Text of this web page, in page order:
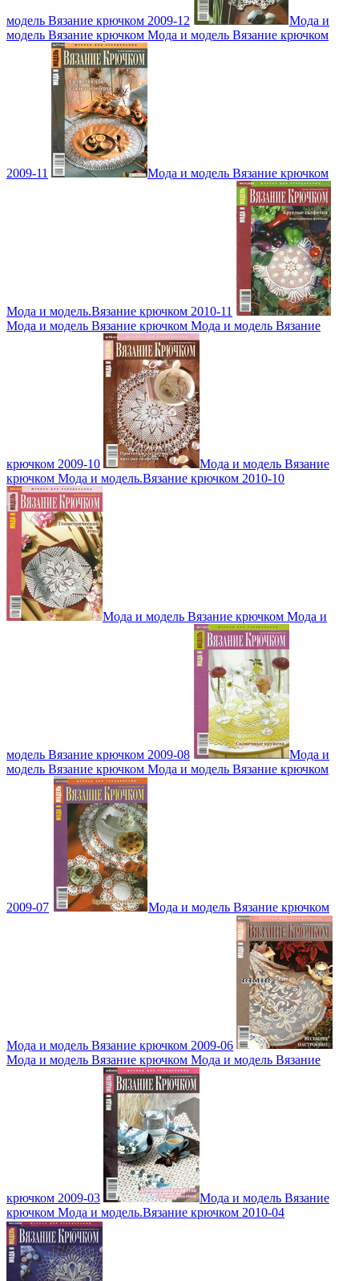
модель Вязание крючком 2009-12
Мода и
модель Вязание крючком Мода и модель Вязание крючком
2009-11 Мода и модель Вязание крючком
Мода и модель.Вязание крючком 2010-11
Мода и модель Вязание крючком Мода и модель Вязание
крючком 2009-10
Мода и модель Вязание
крючком Мода и модель.Вязание крючком 2010-10
Мода и модель Вязание крючком Мода и
модель Вязание крючком 2009-08
Мода и
модель Вязание крючком Мода и модель Вязание крючком
2009-07 Мода и модель Вязание крючком
Мода и модель Вязание крючком 2009-06
Мода и модель Вязание крючком Мода и модель Вязание
крючком 2009-03
Мода и модель Вязание
крючком Мода и модель.Вязание крючком 2010-04